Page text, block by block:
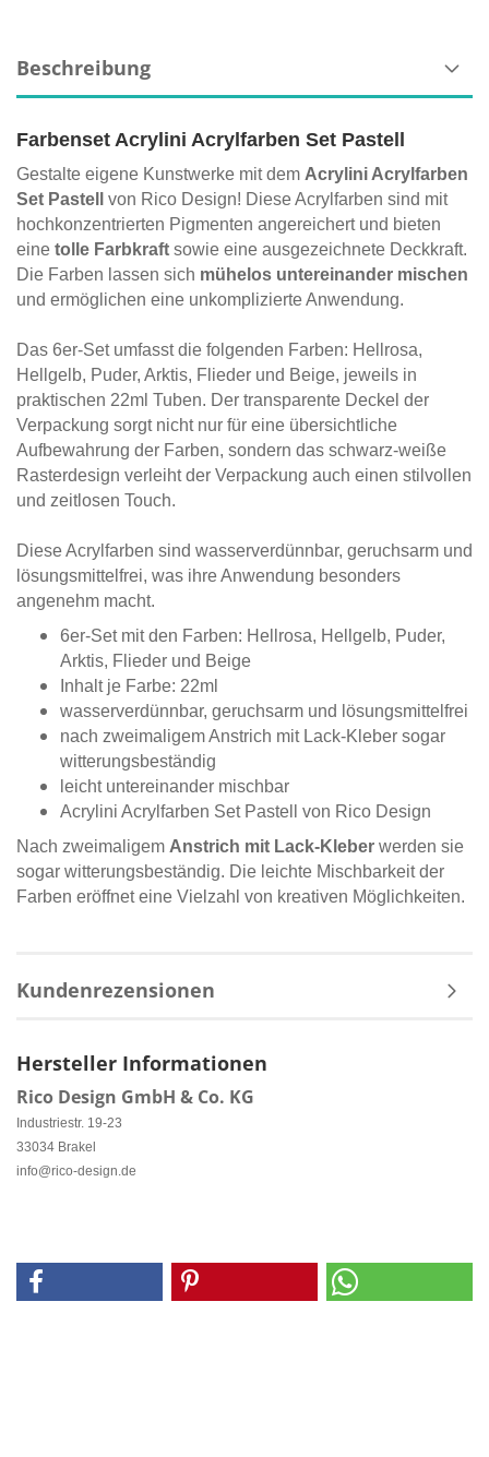
Beschreibung
Farbenset Acrylini Acrylfarben Set Pastell
Gestalte eigene Kunstwerke mit dem Acrylini Acrylfarben
Set Pastell
von Rico Design! Diese Acrylfarben sind mit
hochkonzentrierten Pigmenten angereichert und bieten
eine tolle Farbkraft sowie eine ausgezeichnete Deckkraft.
Die Farben lassen sich mühelos untereinander mischen
und ermöglichen eine unkomplizierte Anwendung.
Das 6er-Set umfasst die folgenden Farben: Hellrosa,
Hellgelb, Puder, Arktis, Flieder und Beige, jeweils in
praktischen 22ml Tuben. Der transparente Deckel der
Verpackung sorgt nicht nur für eine übersichtliche
Aufbewahrung der Farben, sondern das schwarz-weiße
Rasterdesign verleiht der Verpackung auch einen stilvollen
und zeitlosen Touch.
Diese Acrylfarben sind wasserverdünnbar, geruchsarm und
lösungsmittelfrei, was ihre Anwendung besonders
angenehm macht.
6er-Set mit den Farben: Hellrosa, Hellgelb, Puder,
Arktis, Flieder und Beige
Inhalt je Farbe: 22ml
wasserverdünnbar, geruchsarm und lösungsmittelfrei
nach zweimaligem Anstrich mit Lack-Kleber sogar
witterungsbeständig
leicht untereinander mischbar
Acrylini Acrylfarben Set Pastell von Rico Design
Nach zweimaligem Anstrich mit Lack-Kleber werden sie
sogar witterungsbeständig. Die leichte Mischbarkeit der
Farben eröffnet eine Vielzahl von kreativen Möglichkeiten.
Kundenrezensionen
Hersteller Informationen
Rico Design GmbH & Co. KG
Industriestr. 19-23
33034 Brakel
info@rico-design.de